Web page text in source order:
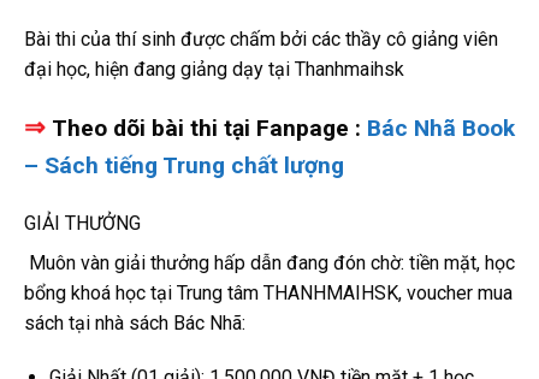
Bài thi của thí sinh được chấm bởi các thầy cô giảng viên
đại học, hiện đang giảng dạy tại Thanhmaihsk
⇒ Theo dõi bài thi tại Fanpage : Bác Nhã Book
– Sách tiếng Trung chất lượng
GIẢI THƯỞNG
️ Muôn vàn giải thưởng hấp dẫn đang đón chờ: tiền mặt, học
bổng khoá học tại Trung tâm THANHMAIHSK, voucher mua
sách tại nhà sách Bác Nhã: